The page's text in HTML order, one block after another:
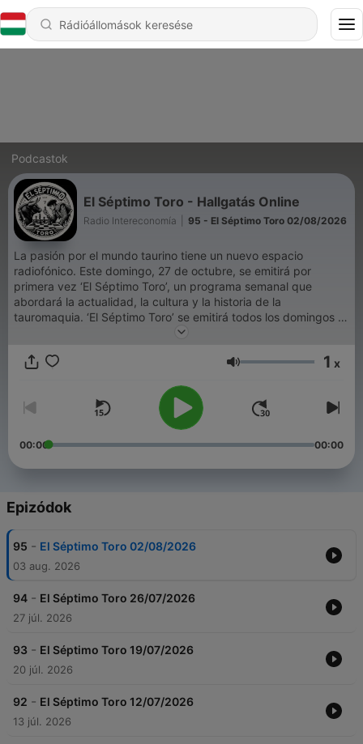
Podcastok
El Séptimo Toro - Hallgatás Online
Radio Intereconomía 95 - El Séptimo Toro 02/08/2026
La pasión por el mundo taurino tiene un nuevo espacio
radiofónico. Este domingo, 27 de octubre, se emitirá por
primera vez ‘El Séptimo Toro’, un programa semanal que
abordará la actualidad, la cultura y la historia de la
tauromaquia. ‘El Séptimo Toro’ se emitirá todos los domingos a
las 23:00 horas en Radio Intereconomía. Un nuevo espacio
Bienvenida y por Carmelo López. Entrevistas, tertulias,
ecología del toreo formarán parte del contenido semanal.
Radio Intereconomía, que ha celebrado recientemente los 30
años de su fundación, refuerza su apuesta por el mundo del
toro sumando a su programación un programa que también se
de YouTube del programa.
Hangerő 1 x
00:00 00:00
Epizódok
95 - El Séptimo Toro 02/08/2026
03 aug. 2026
94 - El Séptimo Toro 26/07/2026
27 júl. 2026
93 - El Séptimo Toro 19/07/2026
20 júl. 2026
92 - El Séptimo Toro 12/07/2026
13 júl. 2026